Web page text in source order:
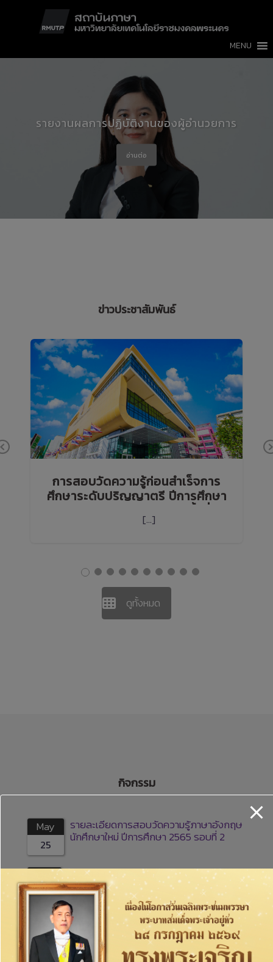
MENU
รายงานผลการปฏิบัติงานของผู้อำนวยการ
อ่านต่อ
ข่าวประชาสัมพันธ์
Previous
การสอบวัดความรู้ก่อนสำเร็จการ
ศึกษาระดับปริญญาตรี ปีการศึกษา
2569 ด้านภาษาอังกฤษ (ครั้งที่ 1)
[…]
ดูทั้งหมด
กิจกรรม
May
25
รายละเอียดการสอบวัดความรู้ภาษาอังกฤษ
นักศึกษาใหม่ ปีการศึกษา 2565 รอบที่ 2
Oct
7
ประชาสัมพันธ์โครงการ
Nov
โครงการภาษาอังกฤษเพื่อการทำงาน